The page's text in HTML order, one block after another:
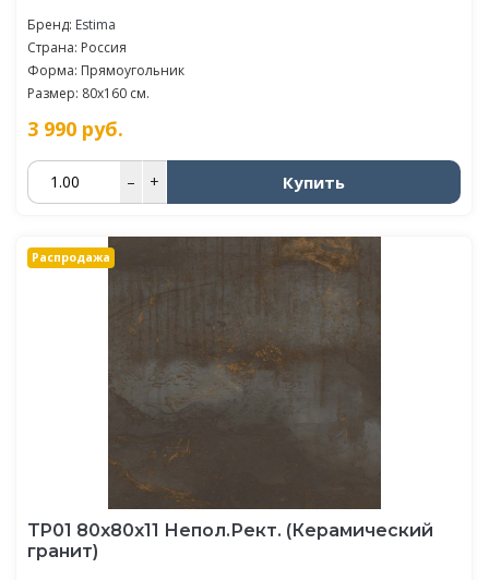
Бренд: Estima
Страна: Россия
Форма: Прямоугольник
Размер: 80x160 см.
3 990 руб.
– + Купить
Распродажа
TP01 80x80x11 Непол.Рект. (Керамический
гранит)